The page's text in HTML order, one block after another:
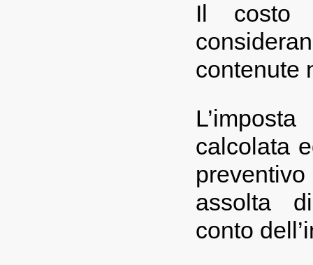
Il costo
contenute
calcolata
assolta
conto